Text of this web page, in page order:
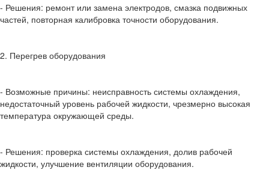
- Решения: ремонт или замена электродов, смазка подвижных
частей, повторная калибровка точности оборудования.
2. Перегрев оборудования
- Возможные причины: неисправность системы охлаждения,
недостаточный уровень рабочей жидкости, чрезмерно высокая
температура окружающей среды.
- Решения: проверка системы охлаждения, долив рабочей
жидкости, улучшение вентиляции оборудования.